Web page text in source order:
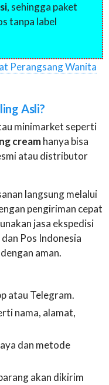
, sehingga paket
tanpa label
Perangsang Wanita
Asli?
minimarket seperti
creamhanya bisa
atau distributor
langsung melalui
pengiriman cepat
jasa ekspedisi
Pos Indonesia
aman.
atau Telegram.
nama, alamat,
dan metode
akan dikirim